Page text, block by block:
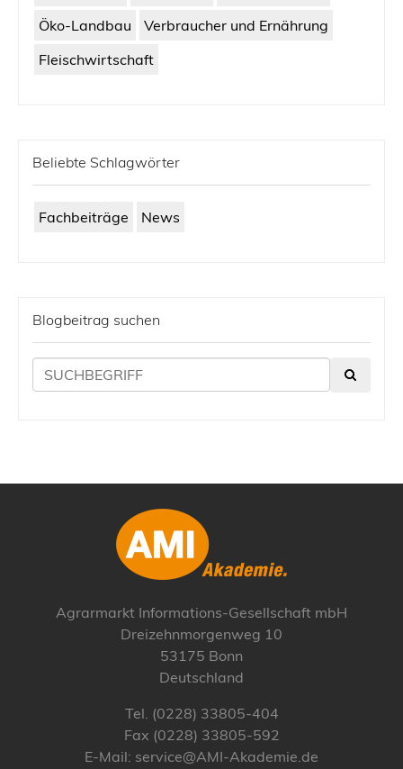
Öko-Landbau
Verbraucher und Ernährung
Fleischwirtschaft
Beliebte Schlagwörter
Fachbeiträge News
Blogbeitrag suchen
Agrarmarkt Informations-Gesellschaft mbH
Dreizehnmorgenweg 10
53175 Bonn
Deutschland
Tel. (0228) 33805-404
Fax (0228) 33805-592
E-Mail: service@AMI-Akademie.de